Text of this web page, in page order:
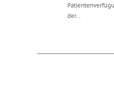
der…